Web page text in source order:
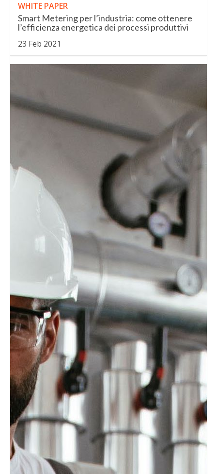
WHITE PAPER
Smart Metering per l’industria: come ottenere
l’efficienza energetica dei processi produttivi
23 Feb 2021